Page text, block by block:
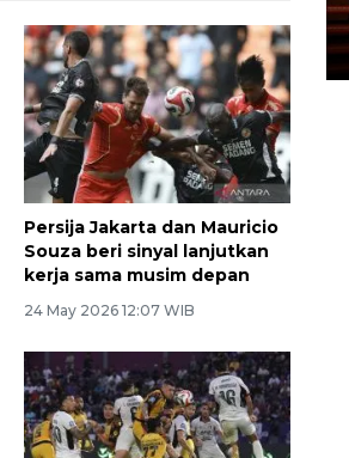
Persija Jakarta dan Mauricio
Souza beri sinyal lanjutkan
kerja sama musim depan
24 May 2026 12:07 WIB
17:18 WIB